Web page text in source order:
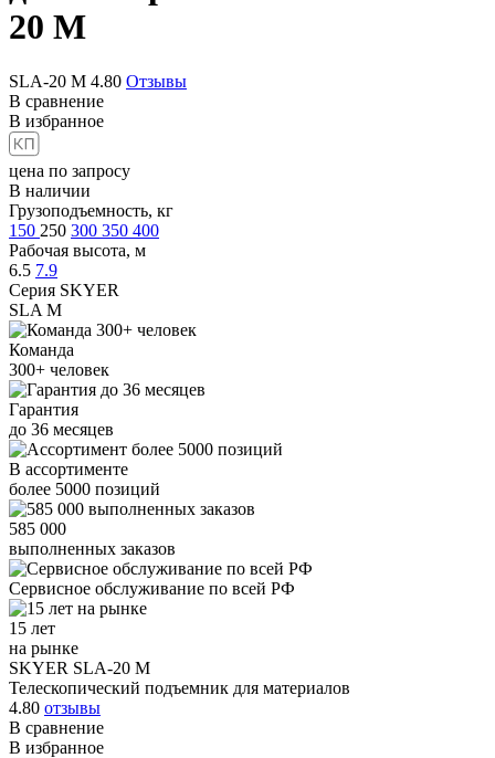
20 M
SLA-20 M 4.80 Отзывы
В сравнение
В избранное
цена по запросу
В наличии
Грузоподъемность, кг
150 250 300 350 400
Рабочая высота, м
6.5 7.9
Серия SKYER
SLA M
Команда
300+ человек
Гарантия
до 36 месяцев
В ассортименте
более 5000 позиций
585 000
выполненных заказов
Сервисное обслуживание по всей РФ
15 лет
на рынке
SKYER SLA-20 M
Телескопический подъемник для материалов
4.80 отзывы
В сравнение
В избранное